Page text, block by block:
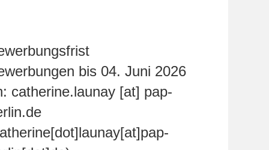
bis 04. Juni 2026
catherine.launay[at] pap-